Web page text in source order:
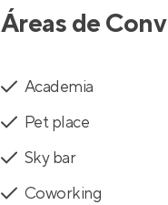
Áreas de
Academia
Pet place
Sky bar
Coworking